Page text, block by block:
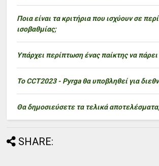
Ποια είναι τα κριτήρια που ισχύουν σε
ισοβαθμίας;
Υπάρχει περίπτωση ένας παίκτης να
Το CCT2023 - Pyrga θα υποβληθεί για
Θα δημοσιεύσετε τα τελικά
SHARE: